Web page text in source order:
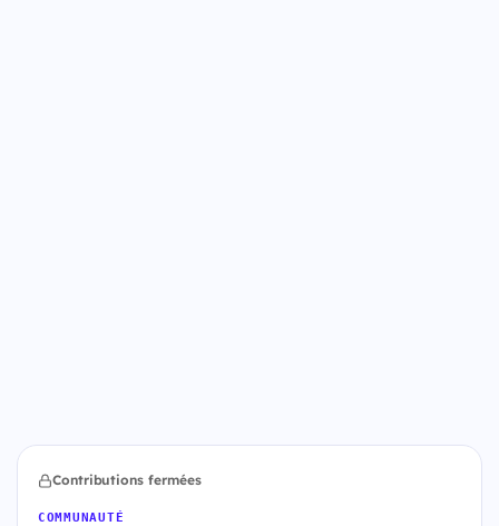
Contributions fermées
COMMUNAUTÉ